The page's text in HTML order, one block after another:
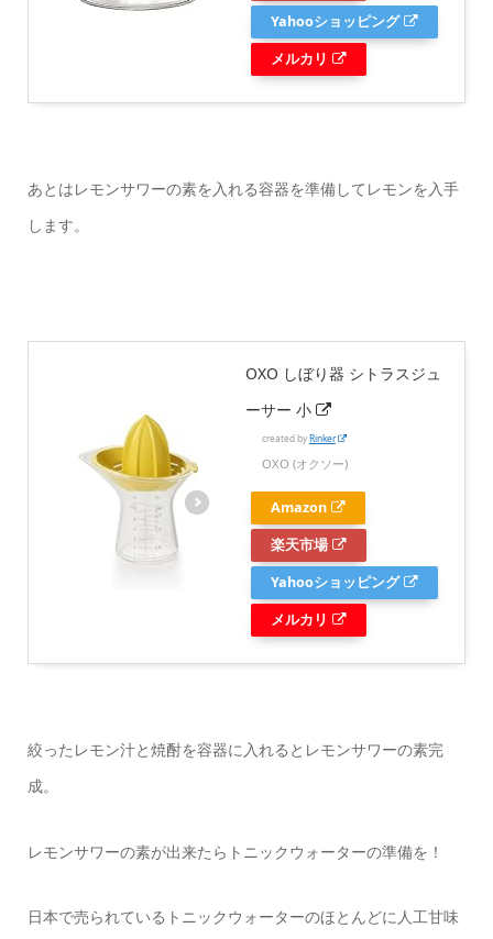
Yahooショッピング
メルカリ
あとはレモンサワーの素を入れる容器を準備してレモンを入手
します。
OXO しぼり器 シトラスジュ
ーサー 小
created byRinker
OXO (オクソー)
Amazon
楽天市場
Yahooショッピング
メルカリ
絞ったレモン汁と焼酎を容器に入れるとレモンサワーの素完
成。
レモンサワーの素が出来たらトニックウォーターの準備を！
日本で売られているトニックウォーターのほとんどに人工甘味